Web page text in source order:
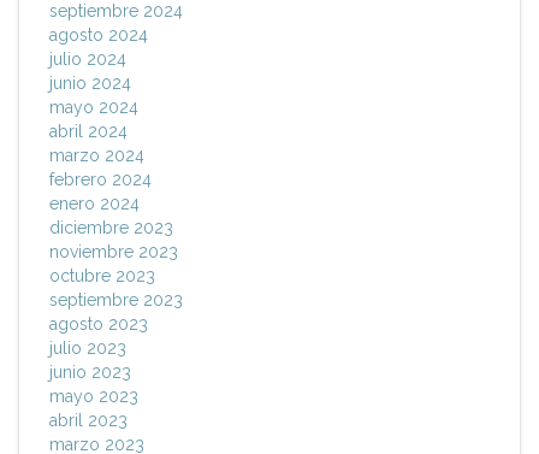
septiembre 2024
agosto 2024
julio 2024
junio 2024
mayo 2024
abril 2024
marzo 2024
febrero 2024
enero 2024
diciembre 2023
noviembre 2023
octubre 2023
septiembre 2023
agosto 2023
julio 2023
junio 2023
mayo 2023
abril 2023
marzo 2023